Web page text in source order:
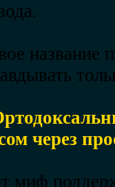
название
через
миф